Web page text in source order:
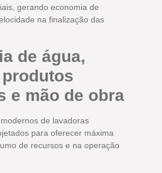
gerando economia de
na finalização das
de água,
e mão de obra
de lavadoras
para oferecer máxima
de recursos e na operação